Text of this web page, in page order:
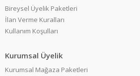
Bireysel Üyelik Paketleri
İlan Verme Kuralları
Kullanım Koşulları
Kurumsal Üyelik
Kurumsal Mağaza Paketleri